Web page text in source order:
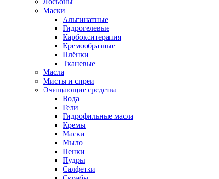
Лосьоны
Маски
Альгинатные
Гидрогелевые
Карбокситерапия
Кремообразные
Плёнки
Тканевые
Масла
Мисты и спреи
Очищающие средства
Вода
Гели
Гидрофильные масла
Кремы
Маски
Мыло
Пенки
Пудры
Салфетки